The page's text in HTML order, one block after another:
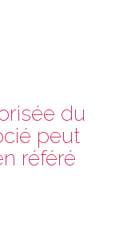
du
peut
référé